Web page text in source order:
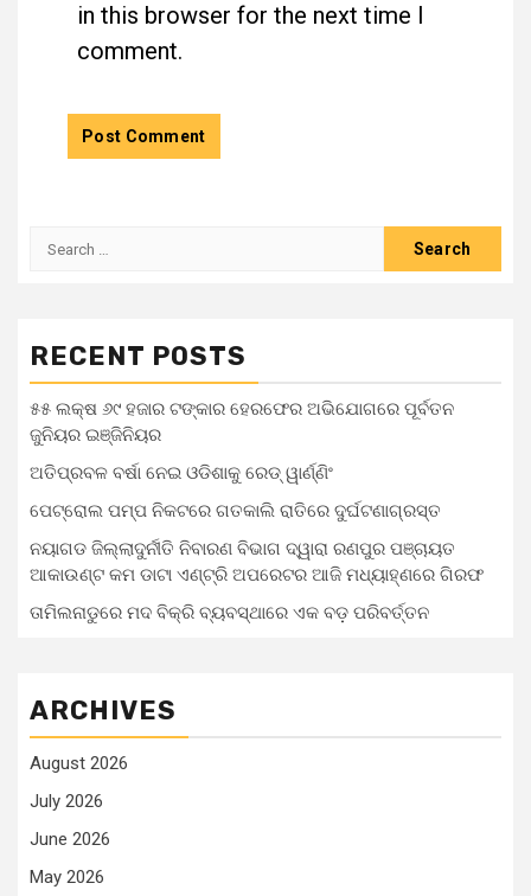
in this browser for the next time I
comment.
RECENT POSTS
୫୫ ଲକ୍ଷ ୬୯ ହଜାର ଟଙ୍କାର ହେରଫେର ଅଭିଯୋଗରେ ପୂର୍ବତନ
ଜୁନିୟର ଇଞ୍ଜିନିୟର
ଅତିପ୍ରବଳ ବର୍ଷା ନେଇ ଓଡିଶାକୁ ରେଡ୍ ୱାର୍ଣ୍ଣିଂ
ପେଟ୍ରୋଲ ପମ୍ପ ନିକଟରେ ଗତକାଲି ରାତିରେ ଦୁର୍ଘଟଣାଗ୍ରସ୍ତ
ନୟାଗଡ ଜିଲ୍ଲାଦୁର୍ନୀତି ନିବାରଣ ବିଭାଗ ଦ୍ୱାରା ରଣପୁର ପଞ୍ଚାୟତ
ଆକାଉଣ୍ଟ କମ ଡାଟା ଏଣ୍ଟ୍ରି ଅପରେଟର ଆଜି ମଧ୍ୟାହ୍‌ଣରେ ଗିରଫ
ତାମିଲନାଡୁରେ ମଦ ବିକ୍ରି ବ୍ୟବସ୍ଥାରେ ଏକ ବଡ଼ ପରିବର୍ତ୍ତନ
ARCHIVES
August 2026
July 2026
June 2026
May 2026